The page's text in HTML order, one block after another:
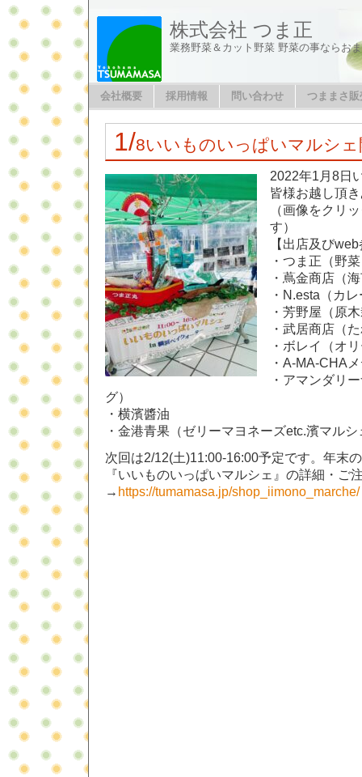
株式会社 つま正
業務野菜＆カット野菜 野菜の事ならお
会社概要 採用情報 問い合わせ つままさ
1/8いいものいっぱいマルシ
2022年1月8日
皆様お越し頂
（画像をクリ
す）
【出店及び
・つま正（野
・蔦金商店（
・N.esta（カ
・芳野屋（原
・武居商店（
・ボレイ（オ
・A-MA-CHA
・アマンダリ
グ）
・横濱醬油
・金港青果（ゼリーマヨネーズetc.濱マル
次回は2/12(土)11:00-16:00予定です。年末
『いいものいっぱいマルシェ』の詳細・ご
→ https://tumamasa.jp/shop_iimono_marche/